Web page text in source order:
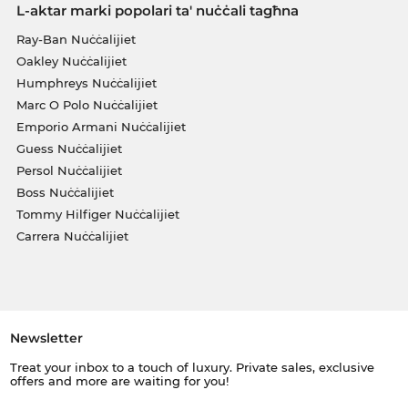
L-aktar marki popolari ta' nuċċali tagħna
Ray-Ban Nuċċalijiet
Oakley Nuċċalijiet
Humphreys Nuċċalijiet
Marc O Polo Nuċċalijiet
Emporio Armani Nuċċalijiet
Guess Nuċċalijiet
Persol Nuċċalijiet
Boss Nuċċalijiet
Tommy Hilfiger Nuċċalijiet
Carrera Nuċċalijiet
Newsletter
Treat your inbox to a touch of luxury. Private sales, exclusive
offers and more are waiting for you!